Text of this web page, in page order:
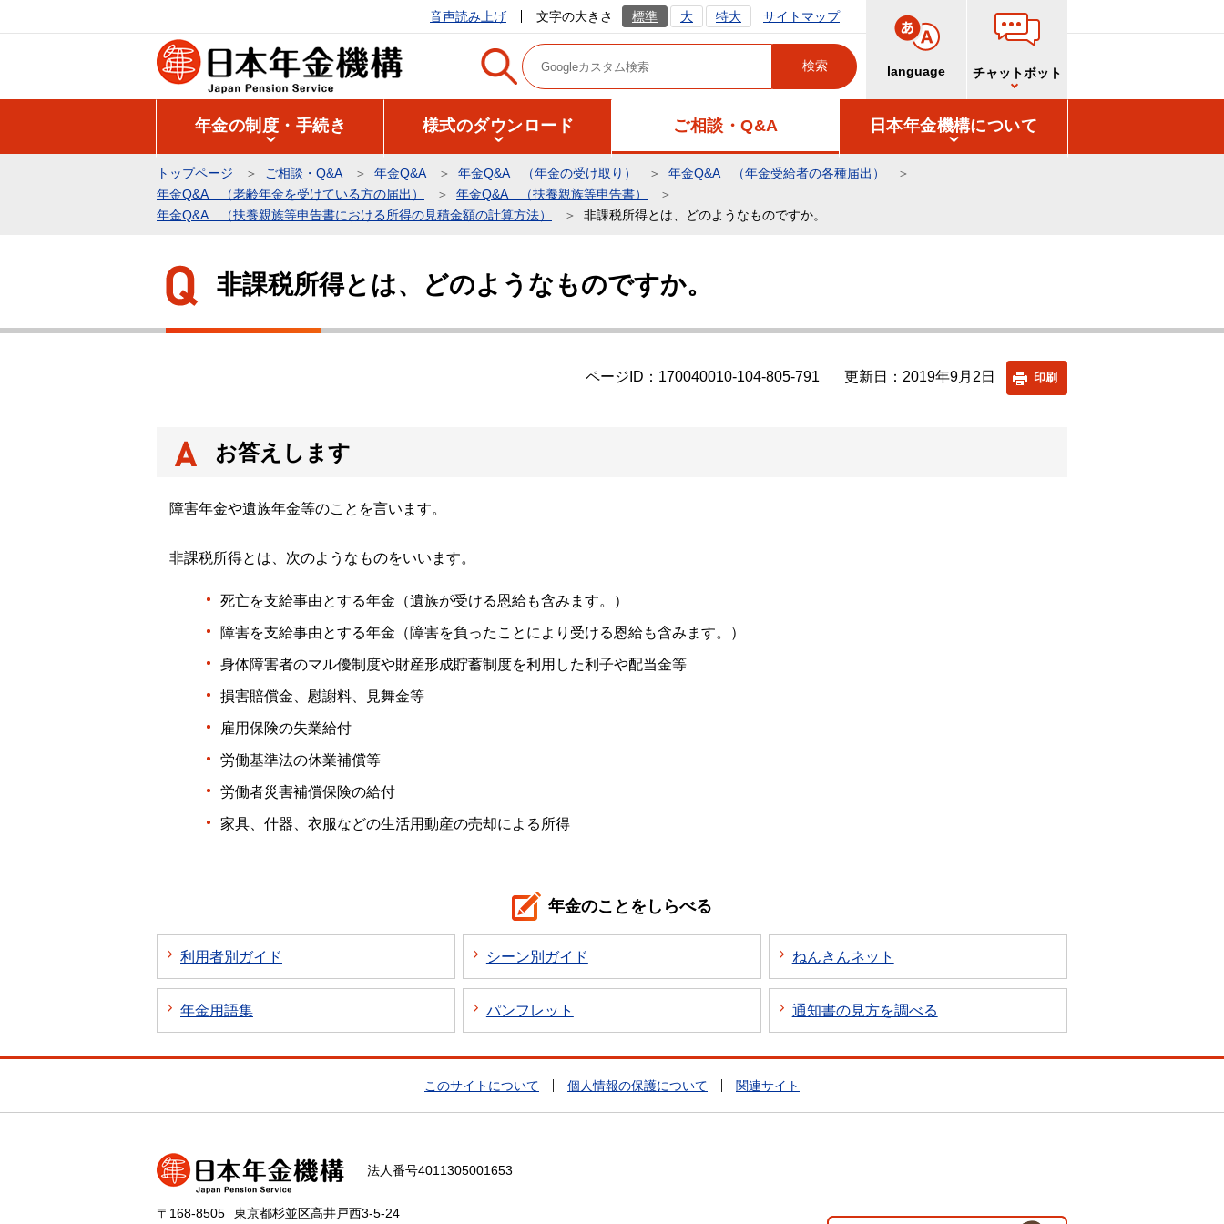
の
音声読み上げ 文字の大きさ 標準 大 特大 サイトマップ
language チャットボット
年金の制度・手続き 様式のダウンロード ご相談・Q&A 日本年金機構について
トップページ ご相談・Q&A 年金Q&A 年金Q&A （年金の受け取り）
年金Q&A （年金受給者の各種届出）
年金Q&A （老齢年金を受けている方の届出）
年金Q&A （扶養親族等申告書）
年金Q&A （扶養親族等申告書における所得の見積金額の計算方法）
非課税所得とは、どのようなものですか。
非課税所得とは、どのようなものですか。
ページID：170040010-104-805-791 更新日：2019年9月2日 印刷
お答えします
障害年金や遺族年金等のことを言います。
非課税所得とは、次のようなものをいいます。
死亡を支給事由とする年金（遺族が受ける恩給も含みます。）
障害を支給事由とする年金（障害を負ったことにより受ける恩給も含みます。）
身体障害者のマル優制度や財産形成貯蓄制度を利用した利子や配当金等
損害賠償金、慰謝料、見舞金等
雇用保険の失業給付
労働基準法の休業補償等
労働者災害補償保険の給付
家具、什器、衣服などの生活用動産の売却による所得
年金のことをしらべる
利用者別ガイド シーン別ガイド ねんきんネット
年金用語集 パンフレット 通知書の見方を調べる
このサイトについて 個人情報の保護について 関連サイト
法人番号4011305001653
〒168-8505 東京都杉並区高井戸西3-5-24